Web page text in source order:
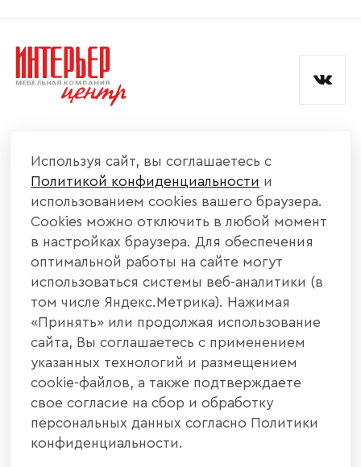
КАТАЛОГ МЕБЕЛИ
ИНФОРМАЦИЯ
НАШИ КОНТАКТЫ
+7 800 700 20 58
440004, г. Пенза, ул. Рябова, д. 31
info@interier-center.ru
Согласен с
и обработкой данных.
Используя сайт, вы соглашаетесь с
Политикой конфиденциальности и
использованием cookies вашего браузера.
Cookies можно отключить в любой момент
в настройках браузера. Для обеспечения
оптимальной работы на сайте могут
использоваться системы веб-аналитики (в
том числе Яндекс.Метрика). Нажимая
«Принять» или продолжая использование
сайта, Вы соглашаетесь с применением
указанных технологий и размещением
cookie-файлов, а также подтверждаете
свое согласие на сбор и обработку
персональных данных согласно Политики
конфиденциальности.